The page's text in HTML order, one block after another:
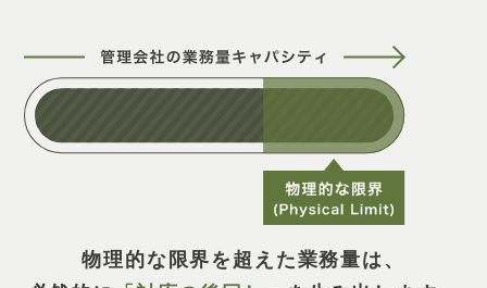
物理的な限界を超えた業務量は、